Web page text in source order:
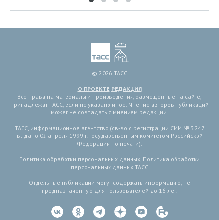
© 2026 ТАСС
О ПРОЕКТЕ РЕДАКЦИЯ
Все права на материалы и произведения, размещенные на сайте,
принадлежат ТАСС, если не указано иное. Мнение авторов публикаций
может не совпадать с мнением редакции.
ТАСС, информационное агентство (св-во о регистрации СМИ № 3 247
выдано 02 апреля 1999 г. Государственным комитетом Российской
Федерации по печати).
Политика обработки персональных данных, Политика обработки
персональных данных ТАСС
Отдельные публикации могут содержать информацию, не
предназначенную для пользователей до 16 лет.